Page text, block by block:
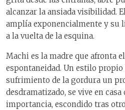
alcanzar la ansiada visibilidad.
amplía exponencialmente y su
a la vuelta de la esquina.
Machi es la madre que afronta
espontaneidad. Un estilo propio
sufrimiento de la gordura un
desdramatizado, se vive en
importancia, escondido tras